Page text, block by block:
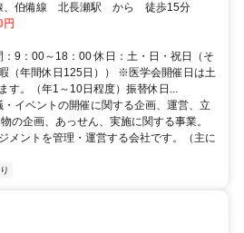
山陽本線、伯備線 北長瀬駅 から 徒歩15分
9：00～18：00 休日：土・日・祝日（そ
（年間休日125日）） ※医学会開催日は土
す。（年1～10日程度）振替休日...
イベントの開催に関する企画、運営、立
の企画、あっせん、実施に関する事業。
メントを管理・運営する会社です。（主に